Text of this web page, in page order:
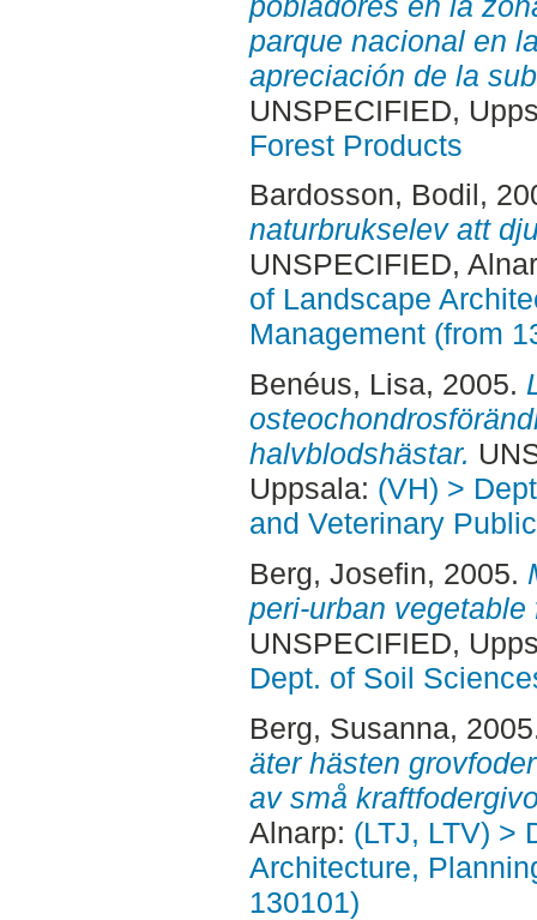
parque nacional en
apreciación de la
UNSPECIFIED,
Forest Products
Bardosson, Bodil,
naturbrukselev att
UNSPECIFIED,
of Landscape
Management (from
Benéus, Lisa, 2005.
halvblodshästar.
Uppsala: (VH) >
and Veterinary
Berg, Josefin, 2005.
peri-urban
UNSPECIFIED,
Dept. of Soil
Berg, Susanna,
äter hästen
av små
Alnarp: (LTJ, LTV) >
Architecture,
130101)